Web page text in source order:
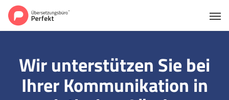
Wir unterstützen Sie bei
Ihrer Kommunikation in